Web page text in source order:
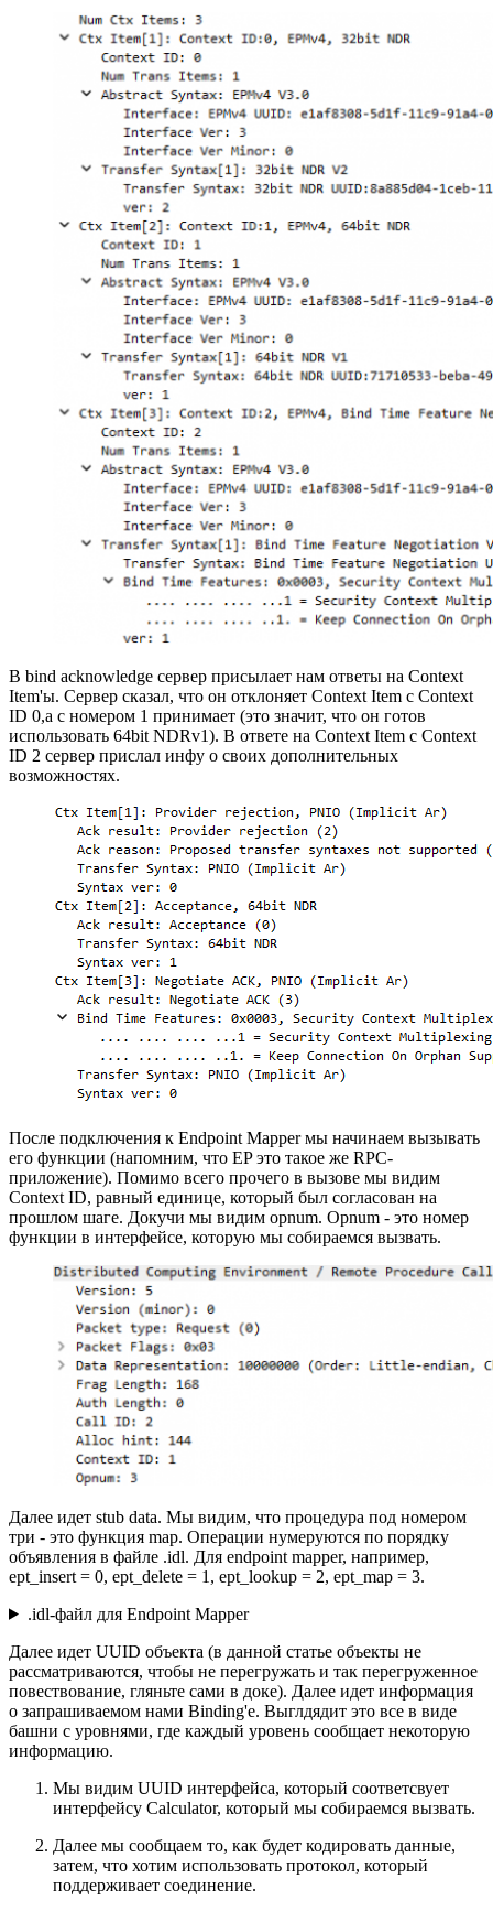
В bind acknowledge сервер присылает нам ответы на Context
Item'ы. Сервер сказал, что он отклоняет Context Item с Context
ID 0,а с номером 1 принимает (это значит, что он готов
использовать 64bit NDRv1). В ответе на Context Item с Context
ID 2 сервер прислал инфу о своих дополнительных
возможностях.
После подключения к Endpoint Mapper мы начинаем вызывать
его функции (напомним, что EP это такое же RPC-
приложение). Помимо всего прочего в вызове мы видим
Context ID, равный единице, который был согласован на
прошлом шаге. Докучи мы видим opnum. Opnum - это номер
функции в интерфейсе, которую мы собираемся вызвать.
Далее идет stub data. Мы видим, что процедура под номером
три - это функция map. Операции нумеруются по порядку
объявления в файле .idl. Для endpoint mapper, например,
ept_insert = 0, ept_delete = 1, ept_lookup = 2, ept_map = 3.
.idl-файл для Endpoint Mapper
Далее идет UUID объекта (в данной статье объекты не
рассматриваются, чтобы не перегружать и так перегруженное
повествование, гляньте сами в доке). Далее идет информация
о запрашиваемом нами Binding'е. Выглдядит это все в виде
башни с уровнями, где каждый уровень сообщает некоторую
информацию.
Мы видим UUID интерфейса, который соответсвует
интерфейсу Calculator, который мы собираемся вызвать.
Далее мы сообщаем то, как будет кодировать данные,
затем, что хотим использовать протокол, который
поддерживает соединение.